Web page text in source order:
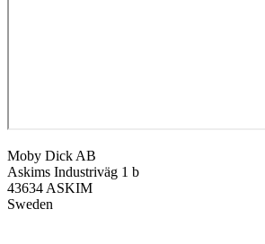
Moby Dick AB
Askims Industriväg 1 b
43634 ASKIM
Sweden